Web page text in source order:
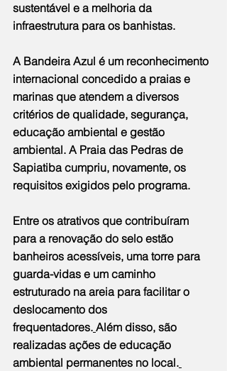
sustentável e a melhoria da
infraestrutura para os banhistas.
A Bandeira Azul é um reconhecimento
internacional concedido a praias e
marinas que atendem a diversos
critérios de qualidade, segurança,
educação ambiental e gestão
ambiental. A Praia das Pedras de
Sapiatiba cumpriu, novamente, os
requisitos exigidos pelo programa.
Entre os atrativos que contribuíram
para a renovação do selo estão
banheiros acessíveis, uma torre para
guarda-vidas e um caminho
estruturado na areia para facilitar o
deslocamento dos
frequentadores. Além disso, são
realizadas ações de educação
ambiental permanentes no local.